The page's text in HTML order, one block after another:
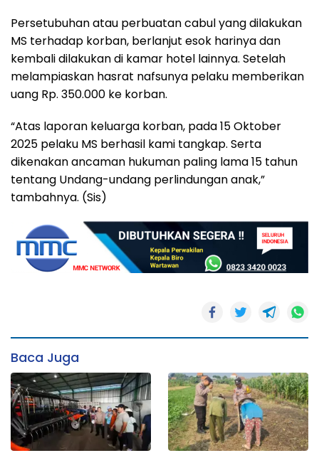
Persetubuhan atau perbuatan cabul yang dilakukan
MS terhadap korban, berlanjut esok harinya dan
kembali dilakukan di kamar hotel lainnya. Setelah
melampiaskan hasrat nafsunya pelaku memberikan
uang Rp. 350.000 ke korban.
“Atas laporan keluarga korban, pada 15 Oktober
2025 pelaku MS berhasil kami tangkap. Serta
dikenakan ancaman hukuman paling lama 15 tahun
tentang Undang-undang perlindungan anak,”
tambahnya. (Sis)
Baca Juga